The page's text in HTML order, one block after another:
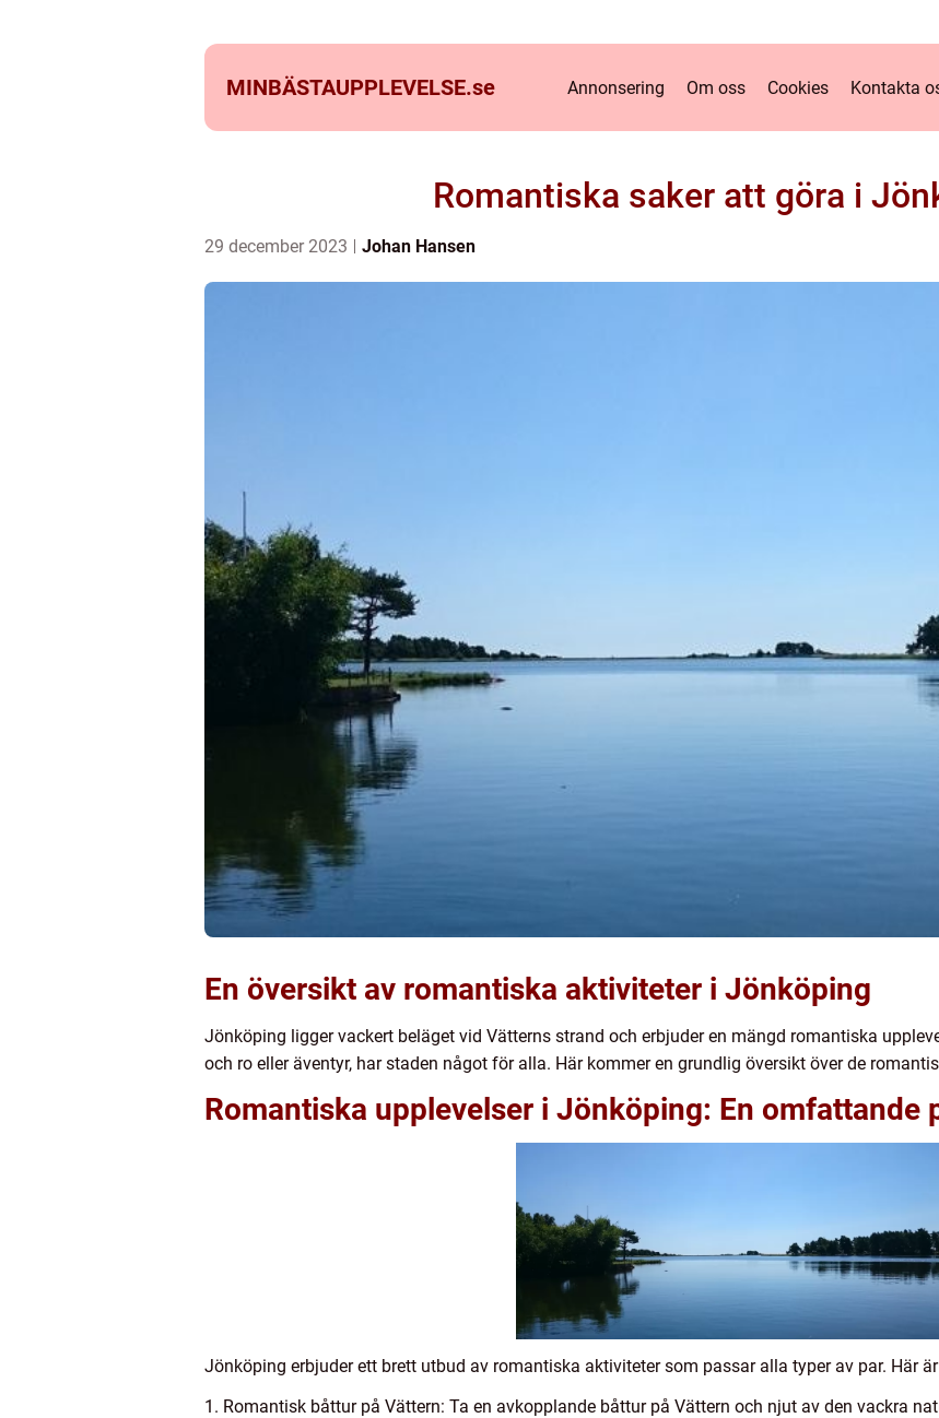
MINBÄSTAUPPLEVELSE.se Annonsering Om oss Cookies Kontakta
Romantiska saker att göra i
29 december 2023 Johan Hansen
En översikt av romantiska aktiviteter i Jönköping
Jönköping ligger vackert beläget vid Vätterns strand och erbjuder en mängd romantiska
och ro eller äventyr, har staden något för alla. Här kommer en grundlig översikt över de
Romantiska upplevelser i Jönköping: En omfattande
Jönköping erbjuder ett brett utbud av romantiska aktiviteter som passar alla typer av par. Här
1. Romantisk båttur på Vättern: Ta en avkopplande båttur på Vättern och njut av den vackra